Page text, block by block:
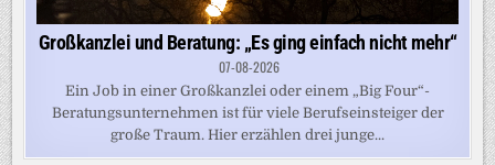
Großkanzlei und Beratung: „Es ging einfach nicht mehr“
07-08-2026
Ein Job in einer Großkanzlei oder einem „Big Four“-
Beratungsunternehmen ist für viele Berufseinsteiger der
große Traum. Hier erzählen drei junge...